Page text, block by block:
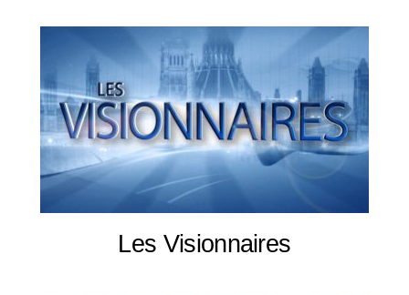
Les Visionnaires